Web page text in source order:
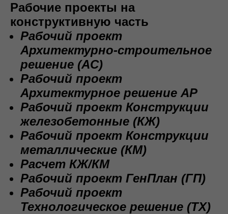
Рабочие проекты на
конструктивную часть
Рабочий проект
Архитектурно-строительное
решение (AC)
Рабочий проект
Архитектурное решение АР
Рабочий проект Конструкции
железобетонные (КЖ)
Рабочий проект Конструкции
металлические (КМ)
Расчет КЖ/КМ
Рабочий проект ГенПлан (ГП)
Рабочий проект
Технологическое решение (ТХ)